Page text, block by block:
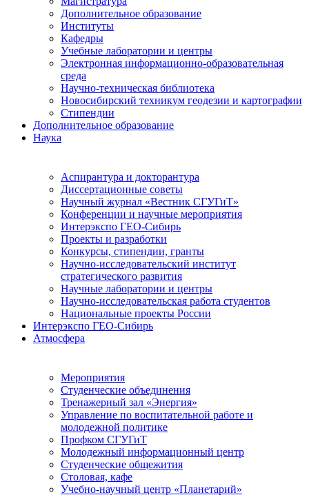
Дополнительное образование
Институты
Кафедры
Учебные лаборатории и центры
Электронная информационно-образовательная
среда
Научно-техническая библиотека
Новосибирский техникум геодезии и картографии
Стипендии
Дополнительное образование
Наука
Аспирантура и докторантура
Диссертационные советы
Научный журнал «Вестник СГУГиТ»
Конференции и научные мероприятия
Интерэкспо ГЕО-Сибирь
Проекты и разработки
Конкурсы, стипендии, гранты
Научно-исследовательский институт
стратегического развития
Научные лаборатории и центры
Научно-исследовательская работа студентов
Национальные проекты России
Интерэкспо ГЕО-Сибирь
Атмосфера
Мероприятия
Студенческие объединения
Тренажерный зал «Энергия»
Управление по воспитательной работе и
молодежной политике
Профком СГУГиТ
Молодежный информационный центр
Студенческие общежития
Столовая, кафе
Учебно-научный центр «Планетарий»